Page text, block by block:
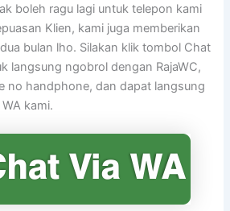
boleh ragu lagi untuk telepon kami
Klien, kami juga memberikan
bulan lho. Silakan klik tombol Chat
langsung ngobrol dengan RajaWC,
no handphone, dan dapat langsung
kami.